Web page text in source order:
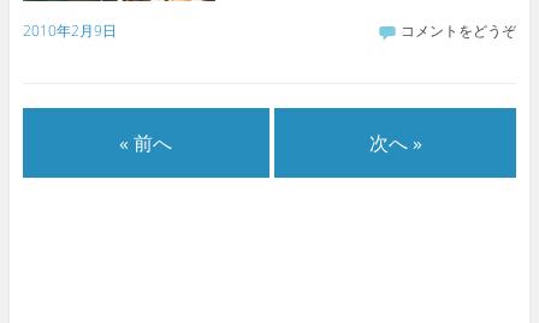
2010年2月9日 コメントをどうぞ
« 前へ 次へ »